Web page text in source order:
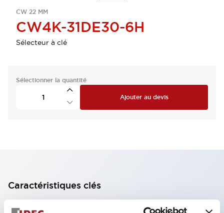
CW 22 MM
CW4K-31DE30-6H
Sélecteur à clé
Sélectionner la quantité
Ajouter au devis
Caractéristiques clés
Bloc de contact à 2 étages avec 2 contacts,